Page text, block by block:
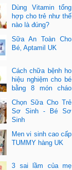
Dùng Vitamin tổng
hợp cho trẻ như thế
nào là đúng?
Sữa An Toàn Cho
Bé, Aptamil UK
Cách chữa bệnh ho
hiệu nghiệm cho bé
bằng 8 món cháo
Chọn Sữa Cho Trẻ
Sơ Sinh - Bé Sơ
Sinh
Men vi sinh cao cấp
TUMMY hàng UK
3 sai lầm của mẹ